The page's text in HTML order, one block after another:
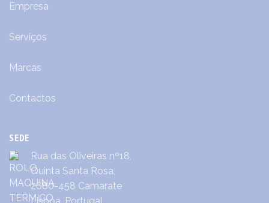
Empresa
Serviços
Marcas
Contactos
SEDE
Rua das Oliveiras nº18,
Quinta Santa Rosa,
2680-458 Camarate